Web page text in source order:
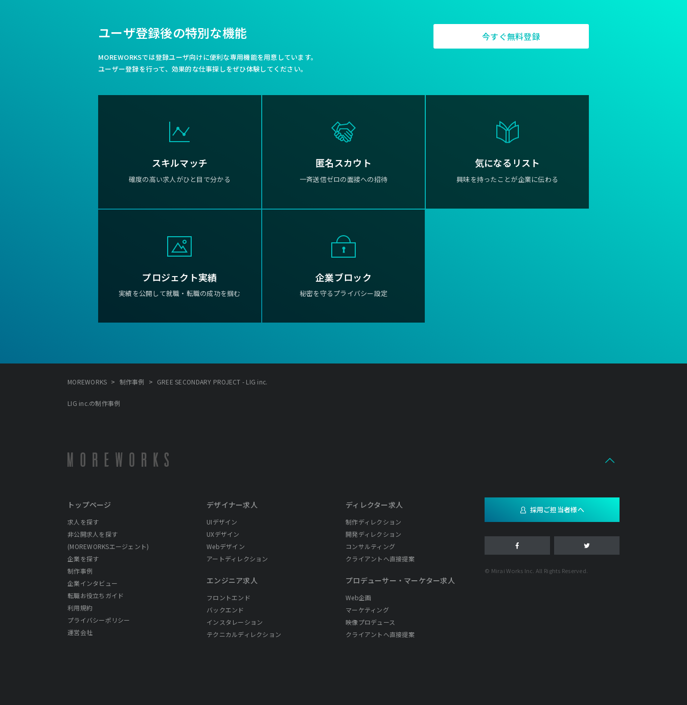
の「LifeをGoodにする」ため「イケている」ソリューションを提供できることならば、LIGはあらゆること
ユーザ登録後の特別な機能
MOREWORKSでは登録ユーザ向けに便利な専用機能を用意しています。
ユーザー登録を行って、効果的な仕事探しをぜひ体験してください。
今すぐ無料登録
スキルマッチ
確度の高い求人がひと目で分かる
匿名スカウト
一斉送信ゼロの面接への招待
気になるリスト
興味を持ったことが企業に伝わる
プロジェクト実績
実績を公開して就職・転職の成功を掴む
企業ブロック
秘密を守るプライバシー設定
MOREWORKS > 制作事例 > GREE SECONDARY PROJECT - LIG inc.
LIG inc.の制作事例
トップページ
求人を探す
非公開求人を探す
(MOREWORKSエージェント)
企業を探す
制作事例
企業インタビュー
転職お役立ちガイド
利用規約
プライバシーポリシー
運営会社
デザイナー求人
UIデザイン
UXデザイン
Webデザイン
アートディレクション
エンジニア求人
フロントエンド
バックエンド
インスタレーション
テクニカルディレクション
ディレクター求人
制作ディレクション
開発ディレクション
コンサルティング
クライアントへ直接提案
プロデューサー・ マーケター求人
Web企画
マーケティング
映像プロデュース
クライアントへ直接提案
採用ご担当者様へ
© Mirai Works Inc. All Rights Reserved.